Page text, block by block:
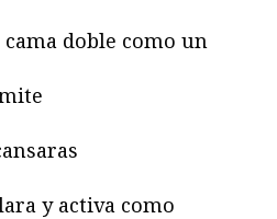
doble como un
y activa como